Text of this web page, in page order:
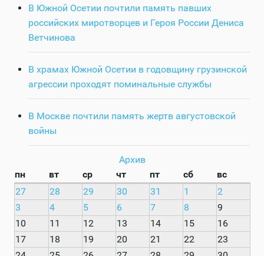
В Южной Осетии почтили память павших
российских миротворцев и Героя России Дениса
Ветчинова
В храмах Южной Осетии в годовщину грузинской
агрессии проходят поминальные службы
В Москве почтили память жертв августовской
войны
Архив
пн
вт ср чт пт сб
вс
27
28 29 30 31 1
2
3
4 5 6 7 8
9
10
11 12 13 14 15
16
17
18 19 20 21 22
23